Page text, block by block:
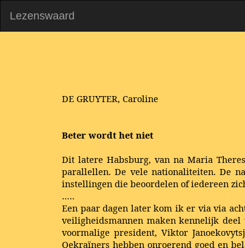
Lezenswaard
DE GRUYTER, Caroline
Beter wordt het niet
Dit latere Habsburg, van na Maria
parallellen. De vele nationaliteiten. De
instellingen die beoordelen of iedereen
…..
Een paar dagen later kom ik er via via
veiligheidsmannen maken kennelijk
voormalige president, Viktor
Oekraïners hebben onroerend goed en